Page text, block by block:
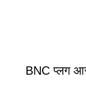
BNC प्लग